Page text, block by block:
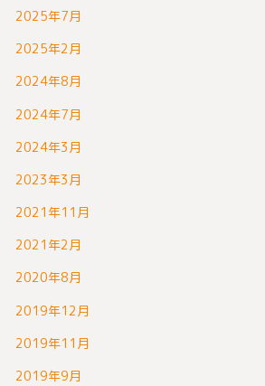
2025年7月
2025年2月
2024年8月
2024年7月
2024年3月
2023年3月
2021年11月
2021年2月
2020年8月
2019年12月
2019年11月
2019年9月